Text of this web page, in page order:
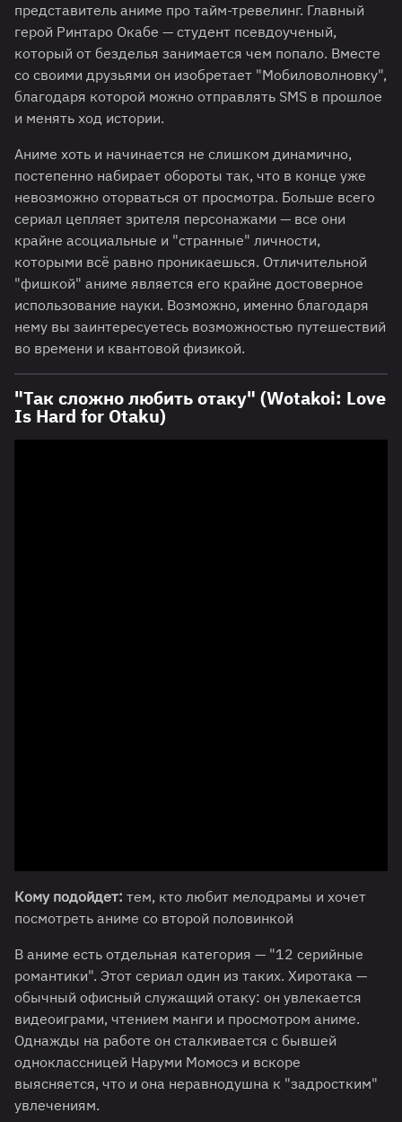
представитель аниме про тайм-тревелинг. Главный
герой Ринтаро Окабе — студент псевдоученый,
который от безделья занимается чем попало. Вместе
со своими друзьями он изобретает "Мобиловолновку",
благодаря которой можно отправлять SMS в прошлое
и менять ход истории.
Аниме хоть и начинается не слишком динамично,
постепенно набирает обороты так, что в конце уже
невозможно оторваться от просмотра. Больше всего
сериал цепляет зрителя персонажами — все они
крайне асоциальные и "странные" личности,
которыми всё равно проникаешься. Отличительной
"фишкой" аниме является его крайне достоверное
использование науки. Возможно, именно благодаря
нему вы заинтересуетесь возможностью путешествий
во времени и квантовой физикой.
"Так сложно любить отаку" (Wotakoi: Love
Is Hard for Otaku)
Кому подойдет: тем, кто любит мелодрамы и хочет
посмотреть аниме со второй половинкой
В аниме есть отдельная категория — "12 серийные
романтики". Этот сериал один из таких. Хиротака —
обычный офисный служащий отаку: он увлекается
видеоиграми, чтением манги и просмотром аниме.
Однажды на работе он сталкивается с бывшей
одноклассницей Наруми Момосэ и вскоре
выясняется, что и она неравнодушна к "задростким"
увлечениям.